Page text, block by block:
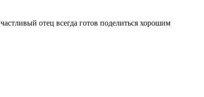
отец всегда готов поделиться хорошим